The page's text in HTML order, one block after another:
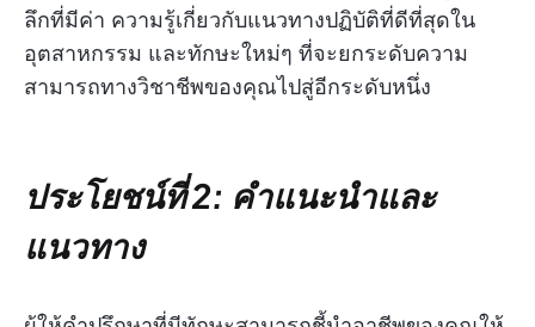
ลึกที่มีค่า ความรู้เกี่ยวกับแนวทางปฏิบัติที่ดีที่สุดใน
อุตสาหกรรม และทักษะใหม่ๆ ที่จะยกระดับความ
สามารถทางวิชาชีพของคุณไปสู่อีกระดับหนึ่ง
ประโยชน์ที่ 2: คำแนะนำและ
แนวทาง